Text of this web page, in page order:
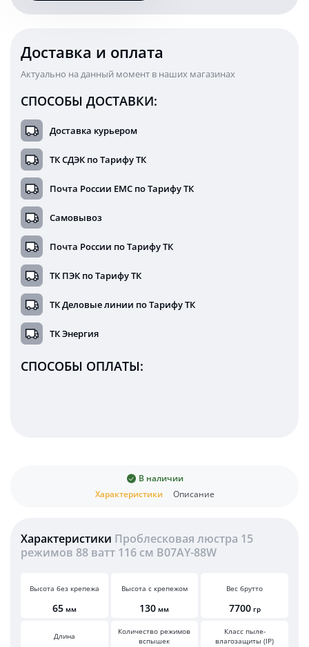
см
Доставка и оплата
Актуально на данный момент в наших магазинах
СПОСОБЫ ДОСТАВКИ:
Доставка курьером
ТК СДЭК по Тарифу ТК
Почта России ЕМС по Тарифу ТК
Самовывоз
Почта России по Тарифу ТК
ТК ПЭК по Тарифу ТК
ТК Деловые линии по Тарифу ТК
ТК Энергия
СПОСОБЫ ОПЛАТЫ:
Характеристики Описание
В наличии
Характеристики Проблесковая люстра 15
режимов 88 ватт 116 см B07AY-88W
Высота без крепежа
65 мм
Высота с крепежом
130 мм
Вес брутто
7700 гр
Длина
Количество режимов
вспышек
Класс пыле-
влагозащиты (IP)